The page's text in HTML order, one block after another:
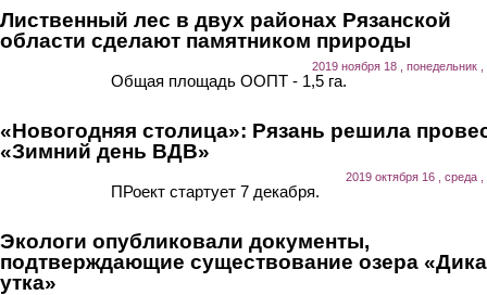
Лиственный лес в двух районах Рязанской
области сделают памятником природы
2019 ноября 18 , понедельник ,
Общая площадь ООПТ - 1,5 га.
«Новогодняя столица»: Рязань решила
«Зимний день ВДВ»
2019 октября 16 , среда ,
ПРоект стартует 7 декабря.
Экологи опубликовали документы,
подтверждающие существование озера
утка»